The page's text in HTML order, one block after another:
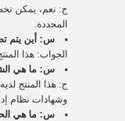
ج: نعم، يمكن
المحددة.
س: أين يتم
الجواب: هذا
س: ما هي
ج: هذا المنتج
وشهادات نظام
س: ما هي الحد